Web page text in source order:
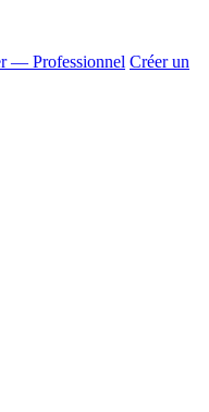
— Professionnel Créer un